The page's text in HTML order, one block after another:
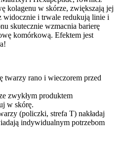
kolagenu w skórze, zwiększają jej
widocznie i trwale redukują linie i
skutecznie wzmacnia barierę
komórkową. Efektem jest
twarzy rano i wieczorem przed
zwykłym produktem
w skórę.
(policzki, strefa T) nakładaj
indywidualnym potrzebom